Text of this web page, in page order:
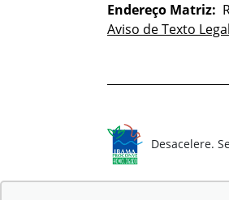
Endereço Matriz:
Aviso de Texto Legal
Desacelere.